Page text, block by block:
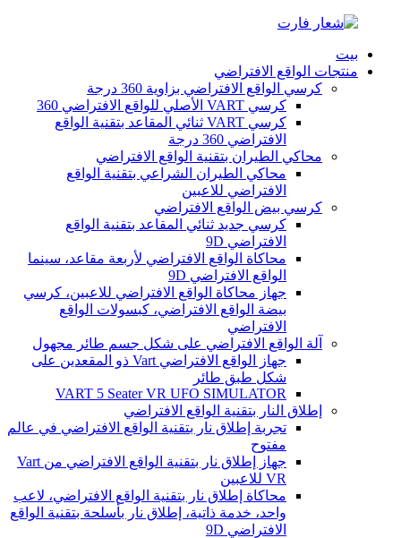
بيت
منتجات الواقع الافتراضي
كرسي الواقع الافتراضي بزاوية 360 درجة
كرسي VART الأصلي للواقع الافتراضي 360
كرسي VART ثنائي المقاعد بتقنية الواقع
الافتراضي 360 درجة
محاكي الطيران بتقنية الواقع الافتراضي
محاكي الطيران الشراعي بتقنية الواقع
الافتراضي للاعبين
كرسي بيض الواقع الافتراضي
كرسي جديد ثنائي المقاعد بتقنية الواقع
الافتراضي 9D
محاكاة الواقع الافتراضي لأربعة مقاعد، سينما
الواقع الافتراضي 9D
جهاز محاكاة الواقع الافتراضي للاعبين، كرسي
بيضة الواقع الافتراضي، كبسولات الواقع
الافتراضي
آلة الواقع الافتراضي على شكل جسم طائر مجهول
جهاز الواقع الافتراضي Vart ذو المقعدين على
شكل طبق طائر
VART 5 Seater VR UFO SIMULATOR
إطلاق النار بتقنية الواقع الافتراضي
تجربة إطلاق نار بتقنية الواقع الافتراضي في عالم
مفتوح
جهاز إطلاق نار بتقنية الواقع الافتراضي من Vart
VR للاعبين
محاكاة إطلاق نار بتقنية الواقع الافتراضي، لاعب
واحد، خدمة ذاتية، إطلاق نار بأسلحة بتقنية الواقع
الافتراضي 9D